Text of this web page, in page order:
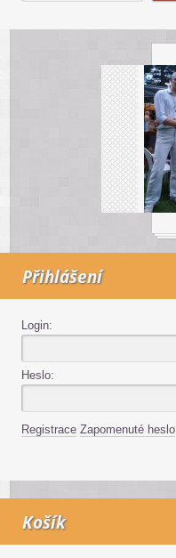
Přihlášení
Login:
Heslo:
Registrace Zapomenuté heslo
Košík